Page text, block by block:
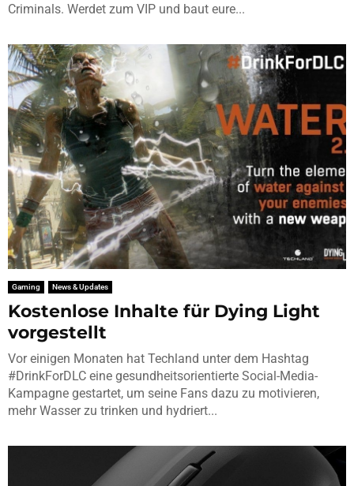
Criminals. Werdet zum VIP und baut eure...
Gaming News & Updates
Kostenlose Inhalte für Dying Light
vorgestellt
Vor einigen Monaten hat Techland unter dem Hashtag
#DrinkForDLC eine gesundheitsorientierte Social-Media-
Kampagne gestartet, um seine Fans dazu zu motivieren,
mehr Wasser zu trinken und hydriert...